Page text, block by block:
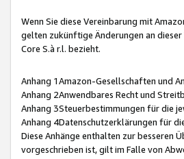
Wenn Sie diese Vereinbarung mit
gelten zukünftige Änderungen an dieser
Core S.à r.l. bezieht.
Anhang 1Amazon-Gesellschaften und
Anhang 2Anwendbares Recht und
Anhang 3Steuerbestimmungen für die
Anhang 4Datenschutzerklärungen für
Diese Anhänge enthalten zur besseren
vorgeschrieben ist, gilt im Falle von